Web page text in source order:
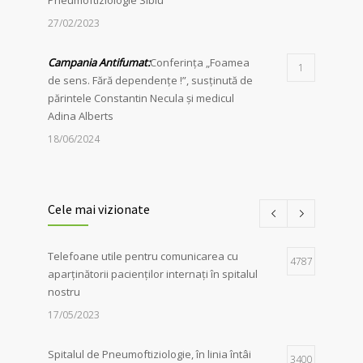
27/02/2023
Campania Antifumat:Conferința „Foamea
de sens. Fără dependențe !”, susținută de
părintele Constantin Necula și medicul
Adina Alberts
1
18/06/2024
Iluminarea în roșu a unor clădiri
emblematice din Sibiu a marcat, în mod
simbolic, solidaritatea autorităților locale în
lupta împotriva tuberculozei, de Ziua
1
06/04/2026
Cele mai vizionate
Telefoane utile pentru comunicarea cu
aparținătorii pacienților internați în spitalul
nostru
4787
17/05/2023
Spitalul de Pneumoftiziologie, în linia întâi
3400